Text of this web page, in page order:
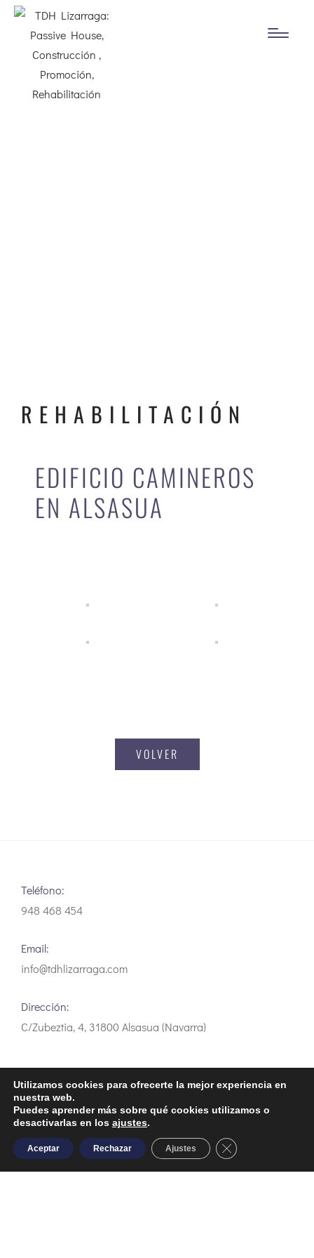
REHABILITACIÓN
EDIFICIO CAMINEROS
EN ALSASUA
VOLVER
Teléfono:
948 468 454
Email:
info@tdhlizarraga.com
Dirección:
C/Zubeztia, 4, 31800 Alsasua (Navarra)
Aviso LegalPolítica de privacidad Política de Cookies
Utilizamos cookies para ofrecerte la mejor experiencia en
nuestra web.
Puedes aprender más sobre qué cookies utilizamos o
desactivarlas en los ajustes.
Aceptar Rechazar Ajustes Close GDPR